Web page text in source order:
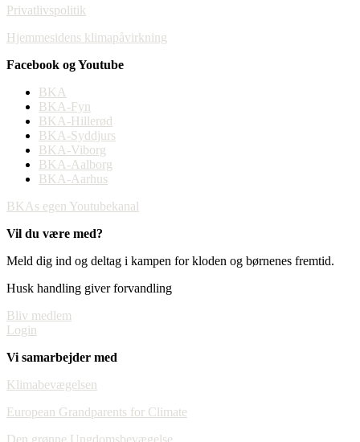
Privatlivspolitik
Hjemmesidens klimapåvirkning
Facebook og Youtube
BKA
BKA-Fyn
BKA-Hillerød
BKA-Syddjurs
BKA-Viborg
BKA-Aalborg
BKA-Aarhus
BKAs egen Youtubekanal
Vil du være med?
Meld dig ind og deltag i kampen for kloden og børnenes fremtid.
Husk handling giver forvandling
Bliv medlem
Login
Vi samarbejder med
Klimabevægelsen
European Grandparents for Climate
Den grønne Ungdomsbevægelse